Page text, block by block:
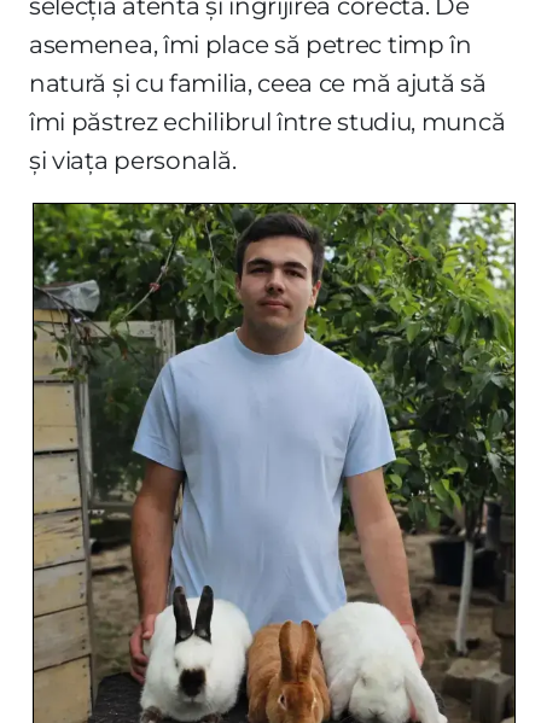
asemenea, îmi place să petrec timp în
natură și cu familia, ceea ce mă ajută să
îmi păstrez echilibrul între studiu, muncă
și viața personală.